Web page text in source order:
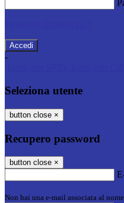
-
Seleziona utente
button close ×
Recupero password
button close ×
Non hai una e-mail associata al